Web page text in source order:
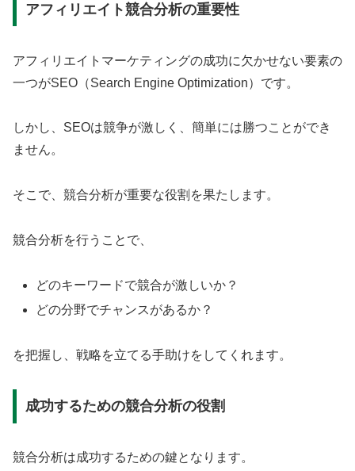
アフィリエイト競合分析の重要性
アフィリエイトマーケティングの成功に欠かせない要素の
一つがSEO（Search Engine Optimization）です。
しかし、SEOは競争が激しく、簡単には勝つことができ
ません。
そこで、競合分析が重要な役割を果たします。
競合分析を行うことで、
どのキーワードで競合が激しいか？
どの分野でチャンスがあるか？
を把握し、戦略を立てる手助けをしてくれます。
成功するための競合分析の役割
競合分析は成功するための鍵となります。